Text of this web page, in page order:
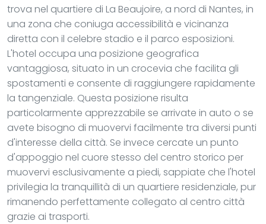
trova nel quartiere di La Beaujoire, a nord di Nantes, in
una zona che coniuga accessibilità e vicinanza
diretta con il celebre stadio e il parco esposizioni.
L'hotel occupa una posizione geografica
vantaggiosa, situato in un crocevia che facilita gli
spostamenti e consente di raggiungere rapidamente
la tangenziale. Questa posizione risulta
particolarmente apprezzabile se arrivate in auto o se
avete bisogno di muovervi facilmente tra diversi punti
d'interesse della città. Se invece cercate un punto
d'appoggio nel cuore stesso del centro storico per
muovervi esclusivamente a piedi, sappiate che l'hotel
privilegia la tranquillità di un quartiere residenziale, pur
rimanendo perfettamente collegato al centro città
grazie ai trasporti.